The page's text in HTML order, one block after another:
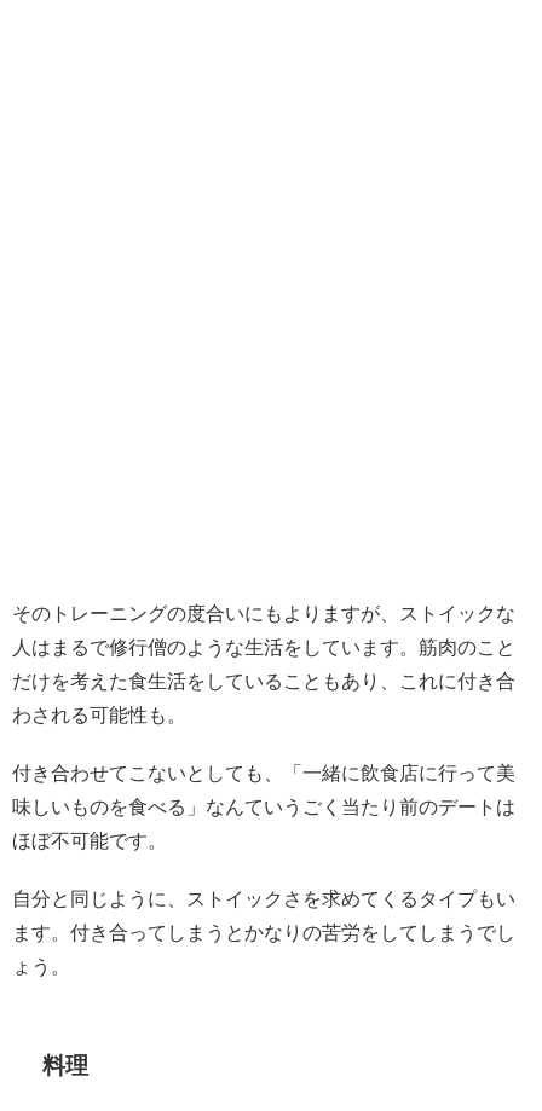
そのトレーニングの度合いにもよりますが、ストイックな
人はまるで修行僧のような生活をしています。筋肉のこと
だけを考えた食生活をしていることもあり、これに付き合
わされる可能性も。
付き合わせてこないとしても、「一緒に飲食店に行って美
味しいものを食べる」なんていうごく当たり前のデートは
ほぼ不可能です。
自分と同じように、ストイックさを求めてくるタイプもい
ます。付き合ってしまうとかなりの苦労をしてしまうでし
ょう。
料理